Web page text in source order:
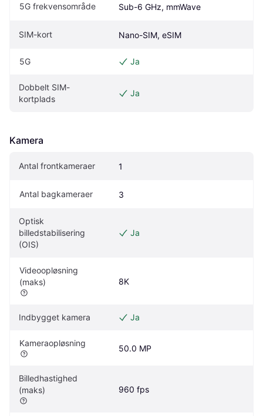
5G frekvensområde Sub-6 GHz, mmWave
SIM-kort Nano-SIM, eSIM
5G Ja
Dobbelt SIM-
kortplads
Ja
Kamera
Antal frontkameraer 1
Antal bagkameraer 3
Optisk
billedstabilisering
(OIS)
Ja
Videoopløsning
(maks)
8K
Indbygget kamera Ja
Kameraopløsning
50.0 MP
Billedhastighed
(maks)
960 fps